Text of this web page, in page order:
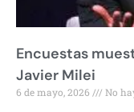
Encuestas
Javier Milei
6 de mayo, 2026 No